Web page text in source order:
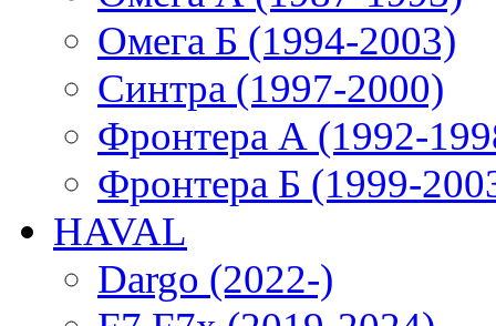
Омега Б (1994-2003)
Синтра (1997-2000)
Фронтера А (1992-
Фронтера Б (1999-
HAVAL
Dargo (2022-)